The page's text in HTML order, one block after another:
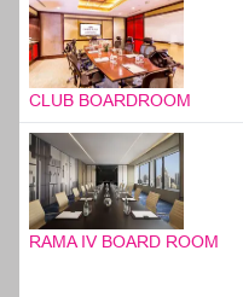
CLUB BOARDROOM
RAMA IV BOARD ROOM